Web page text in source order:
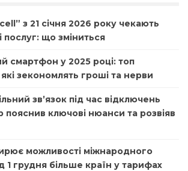
з 21 січня 2026 року чекають
послуг: що зміниться
смартфон у 2025 році: топ
зекономлять гроші та нерви
зв’язок під час відключень
пояснив ключові нюанси та розвіяв
можливості міжнародного
1 грудня більше країн у тарифах